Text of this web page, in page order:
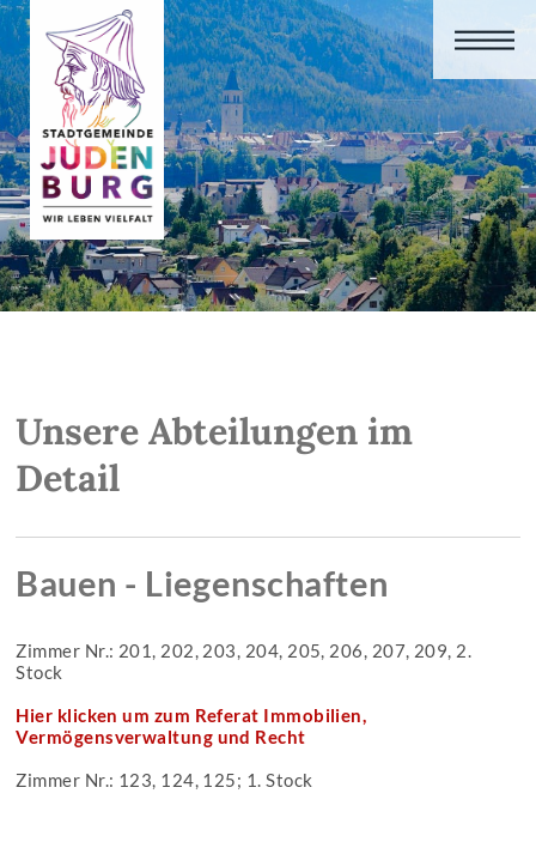
Unsere Abteilungen im
Detail
Bauen - Liegenschaften
Zimmer Nr.: 201, 202, 203, 204, 205, 206, 207, 209, 2.
Stock
Hier klicken um zum Referat Immobilien,
Vermögensverwaltung und Recht
Zimmer Nr.: 123, 124, 125; 1. Stock